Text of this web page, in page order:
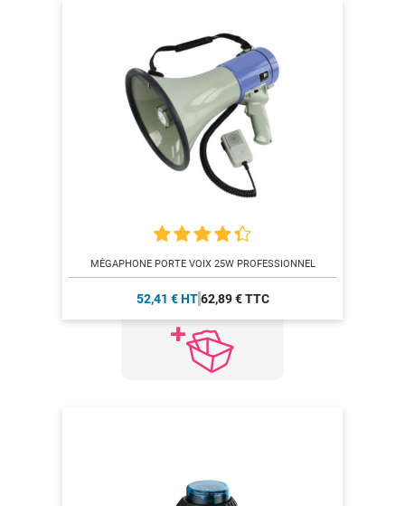
MÉGAPHONE PORTE VOIX 25W PROFESSIONNEL
52,41 € HT 62,89 € TTC